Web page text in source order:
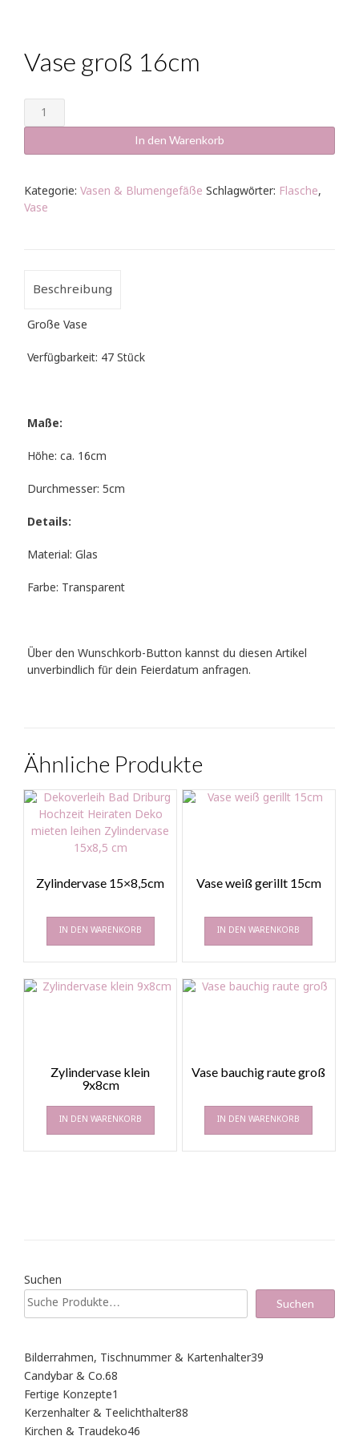
Vase groß 16cm
Vase
groß
Menge
In den Warenkorb
Kategorie: Vasen & Blumengefäße Schlagwörter: Flasche,
Vase
Beschreibung
Große Vase
Verfügbarkeit: 47 Stück
Maße:
Höhe: ca. 16cm
Durchmesser: 5cm
Details:
Material: Glas
Farbe: Transparent
Über den Wunschkorb-Button kannst du diesen Artikel
unverbindlich für dein Feierdatum anfragen.
Ähnliche Produkte
Zylindervase 15×8,5cm
IN DEN WARENKORB
Vase weiß gerillt 15cm
IN DEN WARENKORB
Zylindervase klein
9x8cm
IN DEN WARENKORB
Vase bauchig raute groß
IN DEN WARENKORB
Suchen
Suchen
Bilderrahmen, Tischnummer & Kartenhalter39
Candybar & Co.68
Fertige Konzepte1
Produkt
Kerzenhalter & Teelichthalter88
Kirchen & Traudeko46